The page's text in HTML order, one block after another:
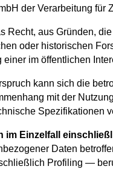
der Verarbeitung
Recht, aus Gründen,
oder historischen
im öffentlichen
kann sich die
mit der
Spezifikationen
im Einzelfall
Daten
Profiling —